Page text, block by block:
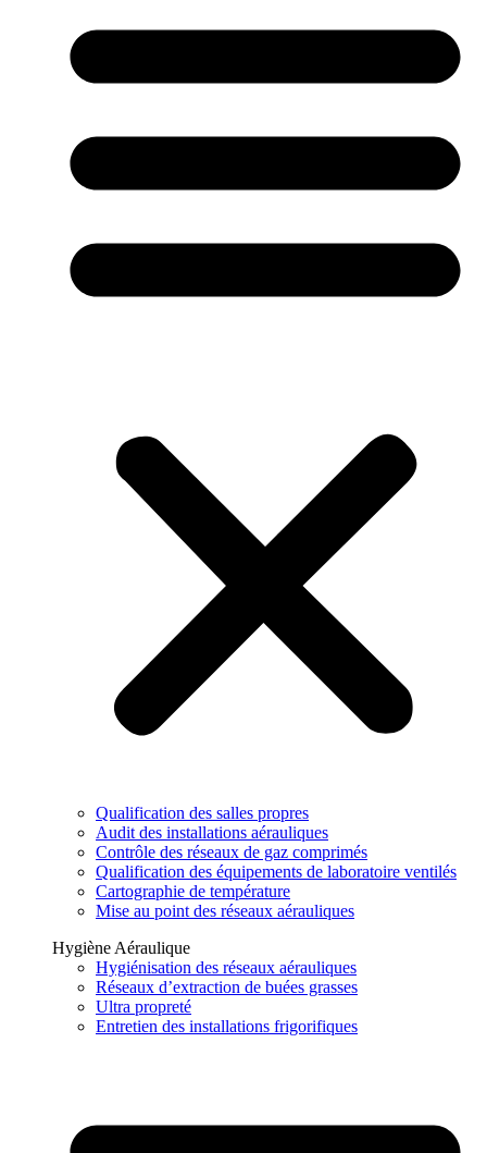
Qualification des salles propres
Audit des installations aérauliques
Contrôle des réseaux de gaz comprimés
Qualification des équipements de laboratoire ventilés
Cartographie de température
Mise au point des réseaux aérauliques
Hygiène Aéraulique
Hygiénisation des réseaux aérauliques
Réseaux d’extraction de buées grasses
Ultra propreté
Entretien des installations frigorifiques